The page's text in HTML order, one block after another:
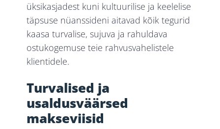
üksikasjadest kuni kultuurilise ja keelelise
täpsuse nüanssideni aitavad kõik tegurid
kaasa turvalise, sujuva ja rahuldava
ostukogemuse teie rahvusvahelistele
klientidele.
Turvalised ja
usaldusväärsed
makseviisid